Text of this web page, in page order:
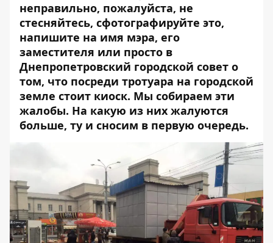
неправильно, пожалуйста, не
стесняйтесь, сфотографируйте это,
напишите на имя мэра, его
заместителя или просто в
Днепропетровский городской совет о
том, что посреди тротуара на городской
земле стоит киоск. Мы собираем эти
жалобы. На какую из них жалуются
больше, ту и сносим в первую очередь.